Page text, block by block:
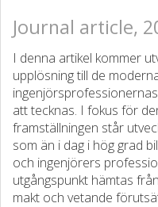
Journal article,
I denna artikel kommer
upplösning till de
att tecknas. I fokus för
framställningen står
som än i dag i hög grad
och ingenjörers
utgångspunkt hämtas
makt och vetande